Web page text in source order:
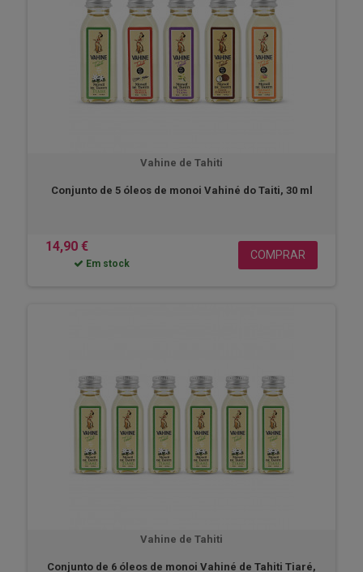
Vahine de Tahiti
Conjunto de 5 óleos de monoi Vahiné do Taiti, 30 ml
14,90 €
Em stock
COMPRAR
Vahine de Tahiti
Conjunto de 6 óleos de monoi Vahiné de Tahiti Tiaré,